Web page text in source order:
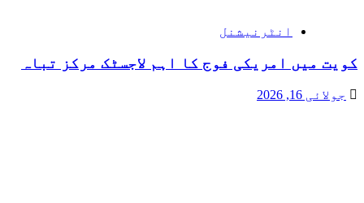
انٹرنیشنل
کویت میں امریکی فوج کا اہم لاجسٹک مرکز تباہ
جولائی 16, 2026